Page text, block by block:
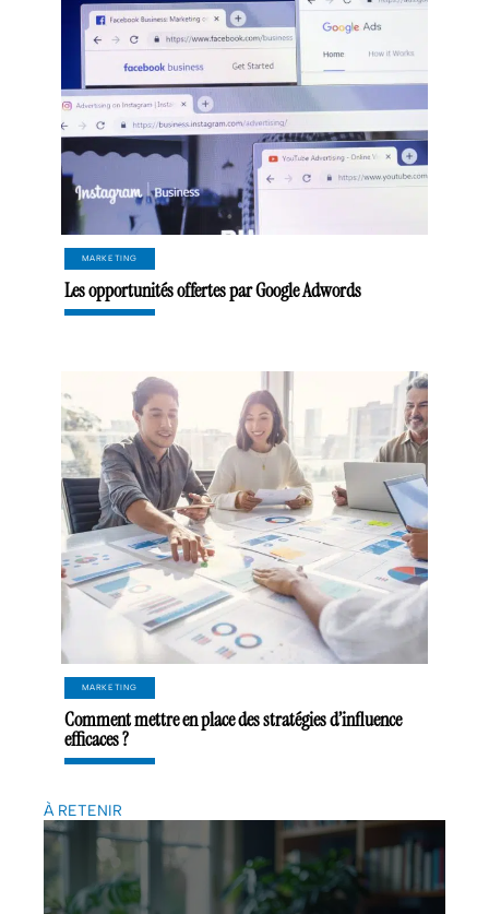
MARKETING
Les opportunités offertes par Google Adwords
MARKETING
Comment mettre en place des stratégies d’influence
efficaces ?
À RETENIR